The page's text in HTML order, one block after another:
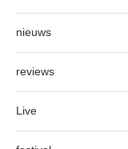
nieuws
reviews
Live